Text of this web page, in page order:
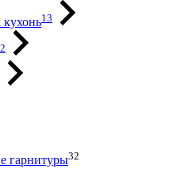
кухонь13
гарнитуры32